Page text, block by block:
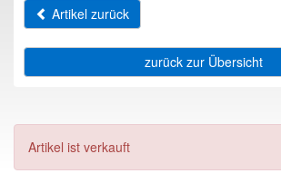
Artikel zurück
zurück zur Übersicht
Artikel ist verkauft